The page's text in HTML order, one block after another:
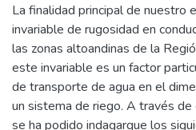
La finalidad principal de nuestro
invariable de rugosidad en
las zonas altoandinas de la
este invariable es un factor
de transporte de agua en el
un sistema de riego. A través
se ha podido indagarque los